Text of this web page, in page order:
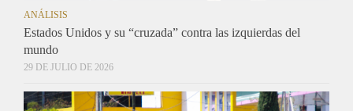
ANÁLISIS
Estados Unidos y su “cruzada” contra las izquierdas del
mundo
29 DE JULIO DE 2026